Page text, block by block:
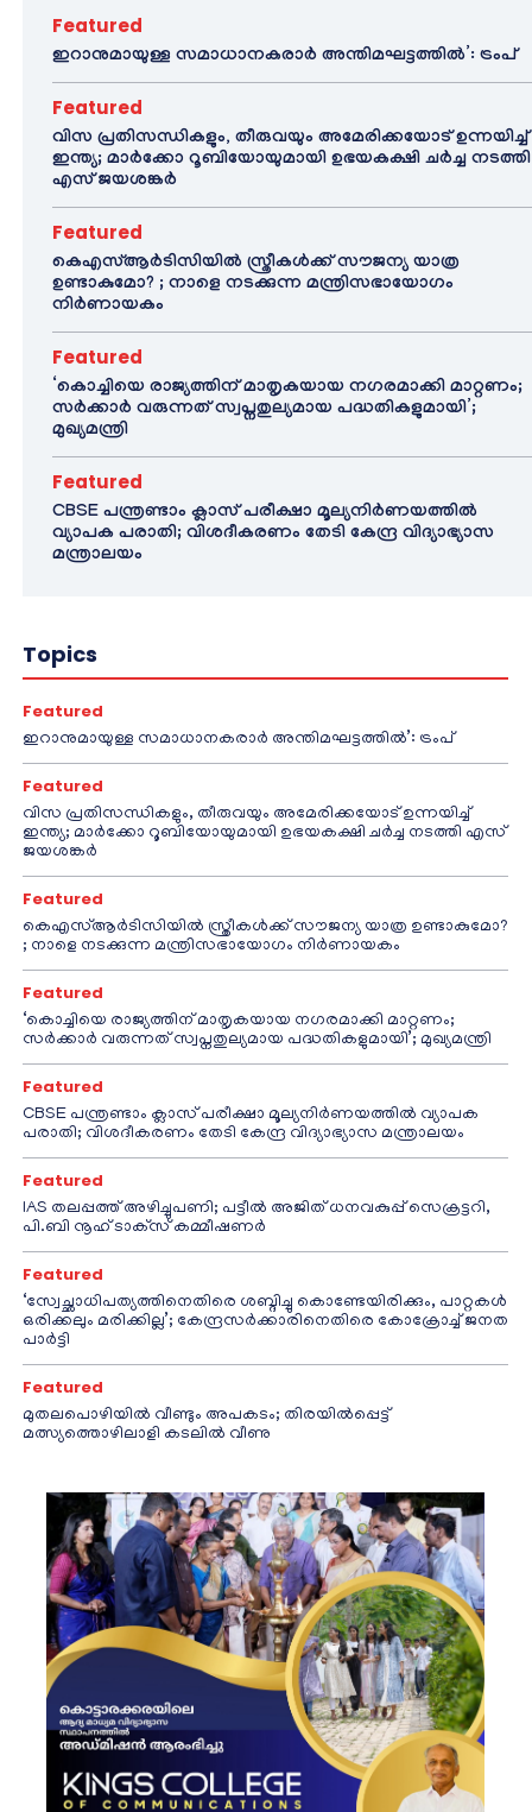
Featured
ഇറാനുമായുള്ള സമാധാനകരാർ അന്തിമഘട്ടത്തിൽ‌’: ട്രംപ്
Featured
വിസ പ്രതിസന്ധികളും, തീരുവയും അമേരിക്കയോട് ഉന്നയിച്ച്
ഇന്ത്യ; മാർക്കോ റൂബിയോയുമായി ഉഭയകക്ഷി ചർച്ച നടത്തി
എസ് ജയശങ്കർ
Featured
കെഎസ്ആർടിസിയിൽ സ്ത്രീകൾക്ക് സൗജന്യ യാത്ര
ഉണ്ടാകുമോ? ; നാളെ നടക്കുന്ന മന്ത്രിസഭായോഗം
നിർണായകം
Featured
‘കൊച്ചിയെ രാജ്യത്തിന് മാതൃകയായ നഗരമാക്കി മാറ്റണം;
സർക്കാർ വരുന്നത് സ്വപ്നതുല്യമായ പദ്ധതികളുമായി’;
മുഖ്യമന്ത്രി
Featured
CBSE പന്ത്രണ്ടാം ക്ലാസ് പരീക്ഷാ മൂല്യനിർണയത്തിൽ
വ്യാപക പരാതി; വിശദീകരണം തേടി കേന്ദ്ര വിദ്യാഭ്യാസ
മന്ത്രാലയം
Topics
Featured
ഇറാനുമായുള്ള സമാധാനകരാർ അന്തിമഘട്ടത്തിൽ‌’: ട്രംപ്
Featured
വിസ പ്രതിസന്ധികളും, തീരുവയും അമേരിക്കയോട് ഉന്നയിച്ച്
ഇന്ത്യ; മാർക്കോ റൂബിയോയുമായി ഉഭയകക്ഷി ചർച്ച നടത്തി എസ്
ജയശങ്കർ
Featured
കെഎസ്ആർടിസിയിൽ സ്ത്രീകൾക്ക് സൗജന്യ യാത്ര ഉണ്ടാകുമോ?
; നാളെ നടക്കുന്ന മന്ത്രിസഭായോഗം നിർണായകം
Featured
‘കൊച്ചിയെ രാജ്യത്തിന് മാതൃകയായ നഗരമാക്കി മാറ്റണം;
സർക്കാർ വരുന്നത് സ്വപ്നതുല്യമായ പദ്ധതികളുമായി’; മുഖ്യമന്ത്രി
Featured
CBSE പന്ത്രണ്ടാം ക്ലാസ് പരീക്ഷാ മൂല്യനിർണയത്തിൽ വ്യാപക
പരാതി; വിശദീകരണം തേടി കേന്ദ്ര വിദ്യാഭ്യാസ മന്ത്രാലയം
Featured
IAS തലപ്പത്ത് അഴിച്ചുപണി; പട്ടീല്‍ അജിത് ധനവകുപ്പ് സെക്രട്ടറി,
പി.ബി നൂഹ് ടാക്‌സ് കമ്മീഷണര്‍
Featured
‘സ്വേച്ഛാധിപത്യത്തിനെതിരെ ശബ്ദിച്ചു കൊണ്ടേയിരിക്കും, പാറ്റകൾ
ഒരിക്കലും മരിക്കില്ല’; കേന്ദ്രസർക്കാരിനെതിരെ കോക്രോച്ച് ജനത
പാർട്ടി
Featured
മുതലപൊഴിയിൽ വീണ്ടും അപകടം; തിരയിൽപ്പെട്ട്
മത്സ്യത്തൊഴിലാളി കടലിൽ വീണു